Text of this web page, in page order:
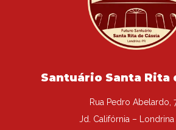
Santuário Santa Rita
Rua Pedro Abelardo,
Jd. Califórnia – Londrina